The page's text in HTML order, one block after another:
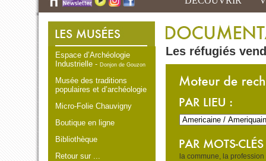
Espace d’Archéologie
Industrielle -Donjon de Gouzon
Musée des traditions
populaires et d’archéologie
Micro-Folie Chauvigny
Boutique en ligne
Bibliothèque
Retour sur ...
Les réfugiés
la commune, la profession